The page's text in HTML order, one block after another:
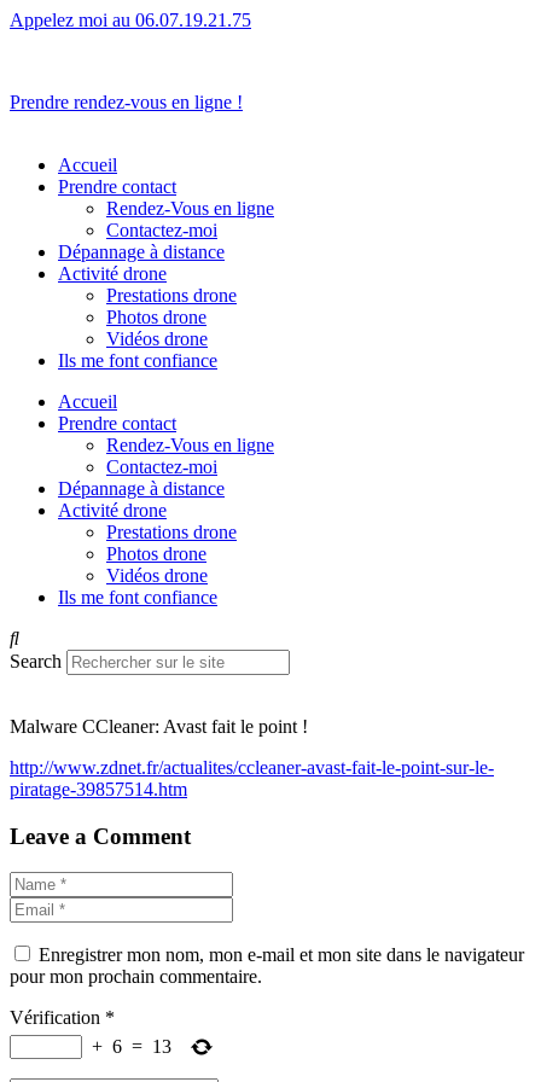
Appelez moi au 06.07.19.21.75
Prendre rendez-vous en ligne !
Accueil
Prendre contact
Rendez-Vous en ligne
Contactez-moi
Dépannage à distance
Activité drone
Prestations drone
Photos drone
Vidéos drone
Ils me font confiance
Accueil
Prendre contact
Rendez-Vous en ligne
Contactez-moi
Dépannage à distance
Activité drone
Prestations drone
Photos drone
Vidéos drone
Ils me font confiance
Search
Malware CCleaner: Avast fait le point !
http://www.zdnet.fr/actualites/ccleaner-avast-fait-le-point-sur-le-
piratage-39857514.htm
Leave a Comment
Enregistrer mon nom, mon e-mail et mon site dans le navigateur
pour mon prochain commentaire.
Vérification *
+ 6 = 13